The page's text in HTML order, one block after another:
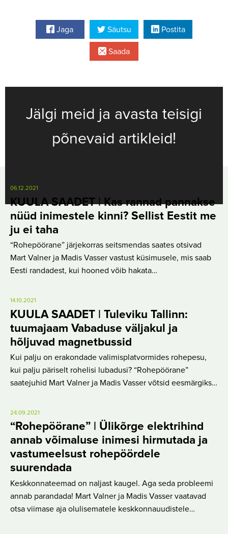
Jaga Säutsu Postita
Saada
Jälgi meid ja avasta teisigi
põnevaid artikleid!
06.12.2021
KUULA SAADET | Kas rannad pannakse
nüüd inimestele kinni? Sellist Eestit me
ju ei taha
“Rohepöörane” järjekorras seitsmendas saates otsivad
Mart Valner ja Madis Vasser vastust küsimusele, mis saab
Eesti randadest, kui hooned võib hakata…
14.10.2021
KUULA SAADET | Tuleviku Tallinn:
tuumajaam Vabaduse väljakul ja
hõljuvad magnetbussid
Kui palju on erakondade valimisplatvormides rohepesu,
kui palju päriselt rohelisi lubadusi? “Rohepöörane”
saatejuhid Mart Valner ja Madis Vasser võtsid eesmärgiks…
24.09.2021
“Rohepöörane” | Ülikõrge elektrihind
annab võimaluse inimesi hirmutada ja
vastumeelsust rohepöördele
suurendada
Keskkonnateemad on naljast kaugel. Aga seda probleemi
annab parandada! Mart Valner ja Madis Vasser vaatavad
otsa viimase aja olulisematele keskkonnauudistele…